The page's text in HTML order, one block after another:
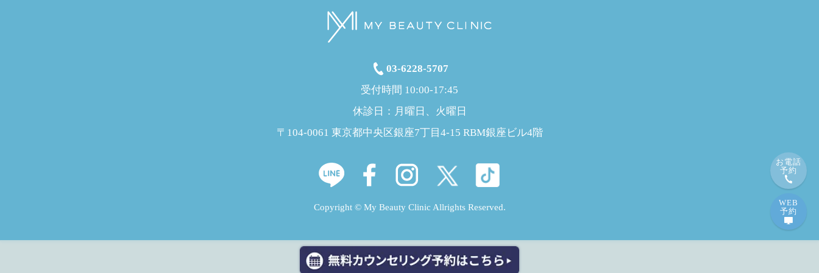
お電話
予約
WEB
予約
03-6228-5707
受付時間 10:00-17:45
休診日：月曜日、火曜日
〒104-0061 東京都中央区銀座7丁目4-15 RBM銀座ビル4階
Copyright © My Beauty Clinic Allrights Reserved.